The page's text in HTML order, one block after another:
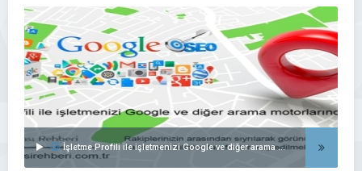
İşletme Profili ile işletmenizi Google ve diğer arama motorlarında listeleyin..